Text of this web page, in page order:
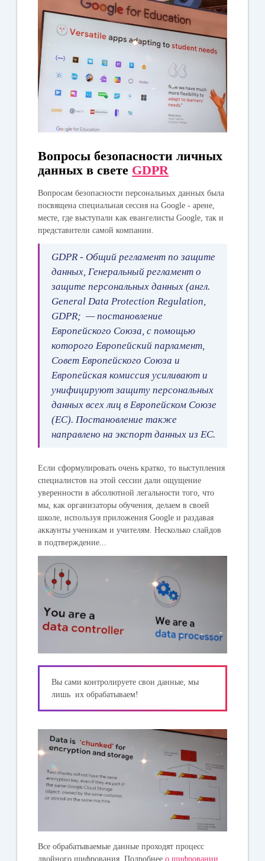
Вопросы безопасности личных
данных в свете GDPR
Вопросам безопасности персональных данных была
посвящена специальная сессия на Google - арене,
месте, где выступали как евангелисты Google, так и
представители самой компании.
GDPR - Общий регламент по защите
данных, Генеральный регламент о
защите персональных данных (англ.
General Data Protection Regulation,
GDPR; — постановление
Европейского Союза, с помощью
которого Европейский парламент,
Совет Европейского Союза и
Европейская комиссия усиливают и
унифицируют защиту персональных
данных всех лиц в Европейском Союзе
(ЕС). Постановление также
направлено на экспорт данных из ЕС.
Если сформулировать очень кратко, то выступления
специалистов на этой сессии дали ощущение
уверенности в абсолютной легальности того, что
мы, как организаторы обучения, делаем в своей
школе, используя приложения Google и раздавая
аккаунты ученикам и учителям. Несколько слайдов
в подтверждение...
Вы сами контролируете свои данные, мы
лишь их обрабатываем!
Все обрабатываемые данные проходят процесс
двойного шифрования. Подробнеео шифровании